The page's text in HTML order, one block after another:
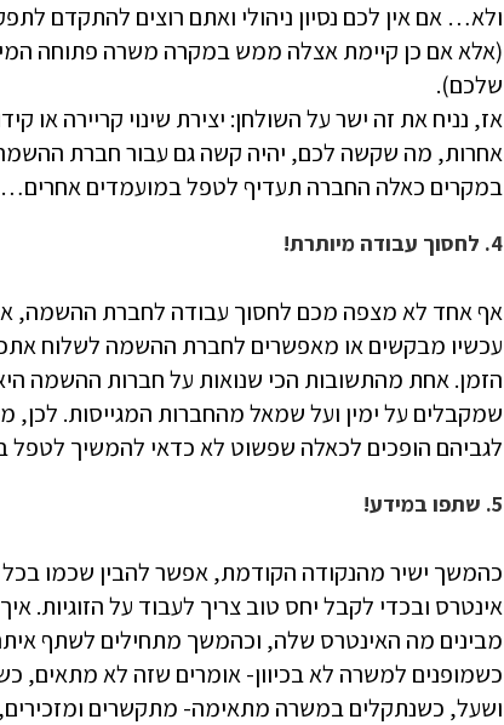
ולא… אם אין לכם נסיון ניהולי ואתם רוצים להתקדם
(אלא אם כן קיימת אצלה ממש במקרה משרה פתוחה
שלכם).
אז, נניח את זה ישר על השולחן: יצירת שינוי קריירה
במקרים כאלה החברה תעדיף לטפל במועמדים אחרים…
4. לחסוך עבודה מיותרת!
עכשיו מבקשים או מאפשרים לחברת ההשמה לשלוח
הזמן. אחת מהתשובות הכי שנואות על חברות ההשמה
שמקבלים על ימין ועל שמאל מהחברות המגייסות. לכן,
לגביהם הופכים לכאלה שפשוט לא כדאי להמשיך לטפל
5. שתפו במידע!
כהמשך ישיר מהנקודה הקודמת, אפשר להבין שכמו
אינטרס ובכדי לקבל יחס טוב צריך לעבוד על הזוגיות.
מבינים מה האינטרס שלה, וכהמשך מתחילים לשתף
כשמופנים למשרה לא בכיוון- אומרים שזה לא מתאים,
ושעל, כשנתקלים במשרה מתאימה- מתקשרים